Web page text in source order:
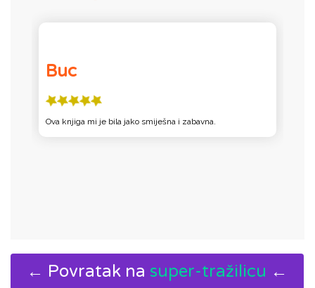
Buc
Ova knjiga mi je bila jako smiješna i zabavna.
← Povratak na super-tražilicu ←